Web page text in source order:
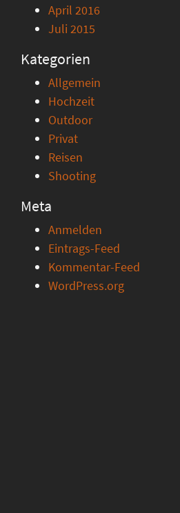
April 2016
Juli 2015
Kategorien
Allgemein
Hochzeit
Outdoor
Privat
Reisen
Shooting
Meta
Anmelden
Eintrags-Feed
Kommentar-Feed
WordPress.org